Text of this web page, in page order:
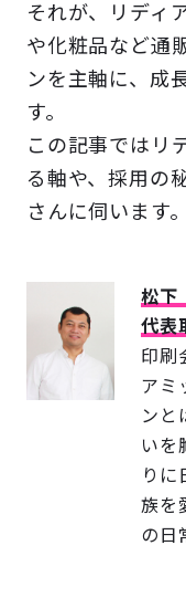
それが、リディ
や化粧品など通
ンを主軸に、成
す。
この記事ではリ
る軸や、採用の
さんに伺います。
松下
代表
印刷
アミ
ンと
いを
りに
族を
の日